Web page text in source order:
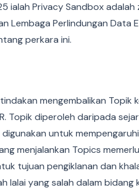
ialah Privacy Sandbox
Lembaga Perlindungan Data
perkara ini.
mengembalikan Topik
Topik diperoleh daripada
untuk
menjalankan Topics
tujuan pengiklanan dan
yang salah dalam bidang